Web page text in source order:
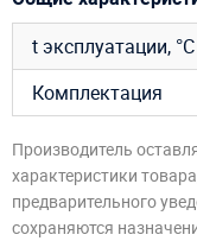
t эксплуатации, °C
Комплектация
Производитель
характеристики
предварительного
сохраняются